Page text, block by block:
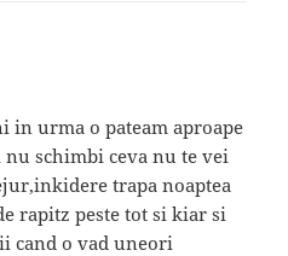
in urma o pateam aproape
schimbi ceva nu te vei
trapa noaptea
rapitz peste tot si kiar si
cand o vad uneori